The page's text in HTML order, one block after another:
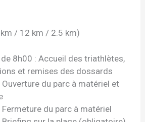
/ 12 km / 2.5 km)
8h00 : Accueil des triathlètes,
et remises des dossards
du parc à matériel et
du parc à matériel